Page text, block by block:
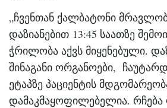
„ჩვენთან ქალბატონი
დაზიანებით 13:45 საათზე
ჭრილობა აქვს მიყენებული.
შინაგანი ორგანოები,
ეტაპზე პაციენტის
დამაკმაყოფილებელია. რჩება